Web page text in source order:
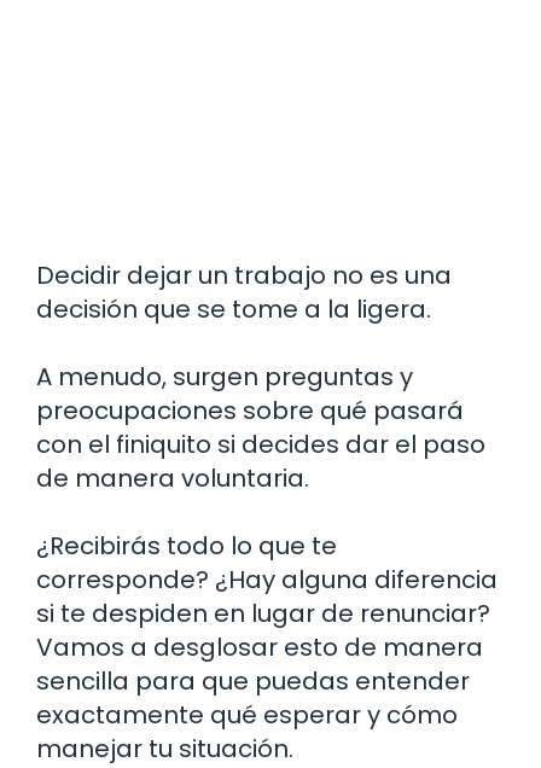
Decidir dejar un trabajo no es una
decisión que se tome a la ligera.
A menudo, surgen preguntas y
preocupaciones sobre qué pasará
con el finiquito si decides dar el paso
de manera voluntaria.
¿Recibirás todo lo que te
corresponde? ¿Hay alguna diferencia
si te despiden en lugar de renunciar?
Vamos a desglosar esto de manera
sencilla para que puedas entender
exactamente qué esperar y cómo
manejar tu situación.